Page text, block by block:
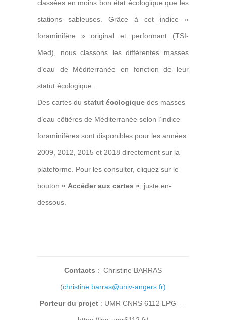
classées en moins bon état écologique que les
stations sableuses. Grâce à cet indice «
foraminifère » original et performant (TSI-
Med), nous classons les différentes masses
d’eau de Méditerranée en fonction de leur
statut écologique.
Des cartes du statut écologique des masses
d’eau côtières de Méditerranée selon l’indice
foraminifères sont disponibles pour les années
2009, 2012, 2015 et 2018 directement sur la
plateforme. Pour les consulter, cliquez sur le
bouton « Accéder aux cartes » , juste en-
dessous.
Contacts : Christine BARRAS
(christine.barras@univ-angers.fr)
Porteur du projet : UMR CNRS 6112 LPG –